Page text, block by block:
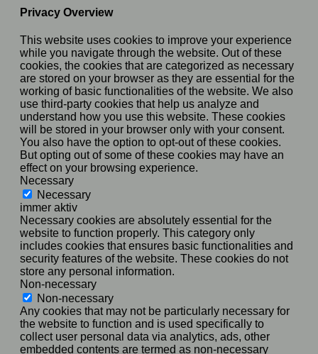
Privacy Overview
This website uses cookies to improve your experience
while you navigate through the website. Out of these
cookies, the cookies that are categorized as necessary
are stored on your browser as they are essential for the
working of basic functionalities of the website. We also
use third-party cookies that help us analyze and
understand how you use this website. These cookies
will be stored in your browser only with your consent.
You also have the option to opt-out of these cookies.
But opting out of some of these cookies may have an
effect on your browsing experience.
Necessary
Necessary
immer aktiv
Necessary cookies are absolutely essential for the
website to function properly. This category only
includes cookies that ensures basic functionalities and
security features of the website. These cookies do not
store any personal information.
Non-necessary
Non-necessary
Any cookies that may not be particularly necessary for
the website to function and is used specifically to
collect user personal data via analytics, ads, other
embedded contents are termed as non-necessary